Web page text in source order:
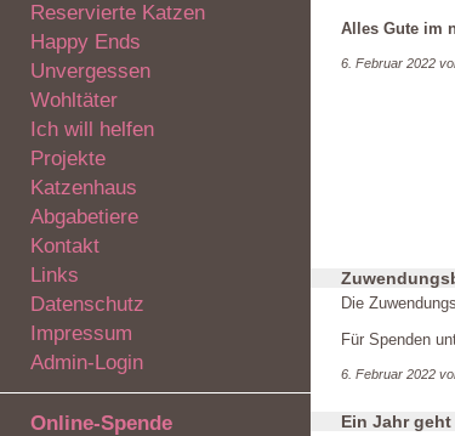
Reservierte Katzen
Happy Ends
Unvergessen
Wohltäter
Ich will helfen
Projekte
Katzenhaus
Abgabetiere
Kontakt
Links
Datenschutz
Impressum
Admin-Login
Online-Spende
Alles Gute im
6. Februar 2022
Die
Für Spenden
6. Februar 2022
Ein Jahr geht